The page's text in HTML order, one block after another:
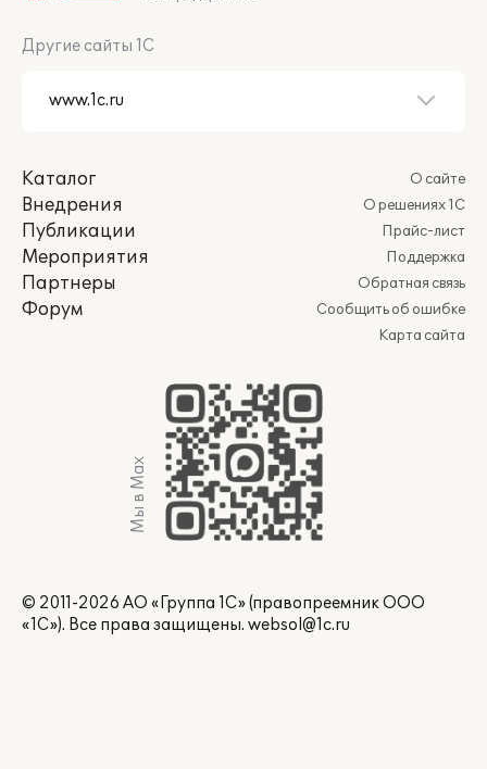
Другие сайты 1С
Каталог
Внедрения
Публикации
Мероприятия
Партнеры
Форум
О сайте
О решениях 1С
Прайс-лист
Поддержка
Обратная связь
Сообщить об ошибке
Карта сайта
Мы в Max
© 2011-2026 АО «Группа 1С» (правопреемник ООО
«1С»). Все права защищены. websol@1c.ru